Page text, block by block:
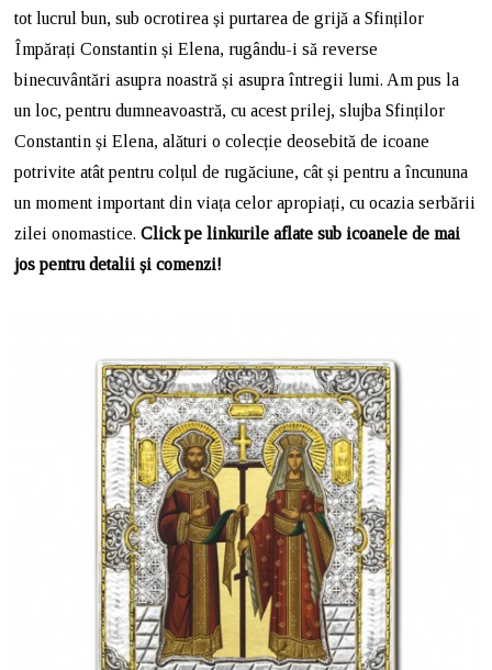
tot lucrul bun, sub ocrotirea și purtarea de grijă a Sfinților
Împărați Constantin și Elena, rugându-i să reverse
binecuvântări asupra noastră și asupra întregii lumi. Am pus la
un loc, pentru dumneavoastră, cu acest prilej, slujba Sfinților
Constantin și Elena, alături o colecție deosebită de icoane
potrivite atât pentru colțul de rugăciune, cât și pentru a încununa
un moment important din viața celor apropiați, cu ocazia serbării
zilei onomastice.Click pe linkurile aflate sub icoanele de mai
jos pentru detalii și comenzi!